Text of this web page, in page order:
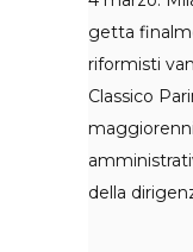
getta
riformisti
Classico
della